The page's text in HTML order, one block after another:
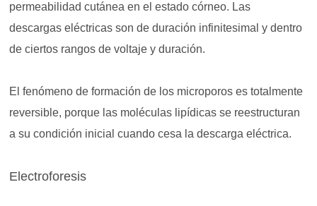
permeabilidad cutánea en el estado córneo. Las
descargas eléctricas son de duración infinitesimal y dentro
de ciertos rangos de voltaje y duración.
El fenómeno de formación de los microporos es totalmente
reversible, porque las moléculas lipídicas se reestructuran
a su condición inicial cuando cesa la descarga eléctrica.
Electroforesis